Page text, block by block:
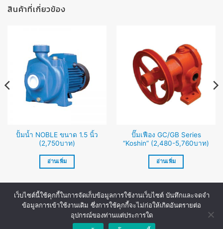
สินค้าที่เกี่ยวข้อง
ปั้มน้ำ NOBLE ขนาด 1.5 นิ้ว
(2,750บาท)
อ่านเพิ่ม
ปั๊มเฟือง GC/GB Series
“Koshin” (2,480-5,760บาท)
อ่านเพิ่ม
เว็บไซต์นี้ใช้คุกกี้ในการจัดเก็บข้อมูลการใช้งานเว็บไซต์ บันทึกและจดจำ
ข้อมูลการเข้าใช้งานเดิม ซึ่งการใช้คุกกี้จะไม่ก่อให้เกิดอันตรายต่อ
อุปกรณ์ของท่านแต่ประการใด